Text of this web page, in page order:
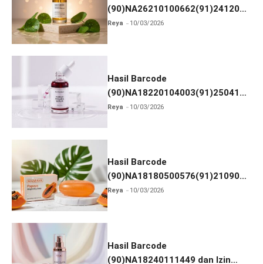
(90)NA26210100662(91)241203
dan Izin BPOM
Reya 10/03/2026
Hasil Barcode
(90)NA18220104003(91)250418
dan Izin BPOM
Reya 10/03/2026
Hasil Barcode
(90)NA18180500576(91)210906
dan Izin BPOM
Reya 10/03/2026
Hasil Barcode
(90)NA18240111449 dan Izin